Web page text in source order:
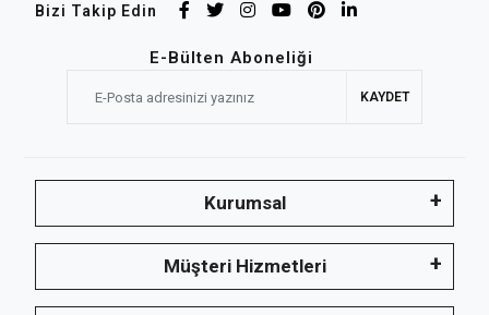
Bizi Takip Edin
E-Bülten Aboneliği
KAYDET
Kurumsal
Müşteri Hizmetleri